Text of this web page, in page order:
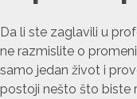
Da li ste zaglavili u
ne razmislite o
samo jedan život i
postoji nešto što biste